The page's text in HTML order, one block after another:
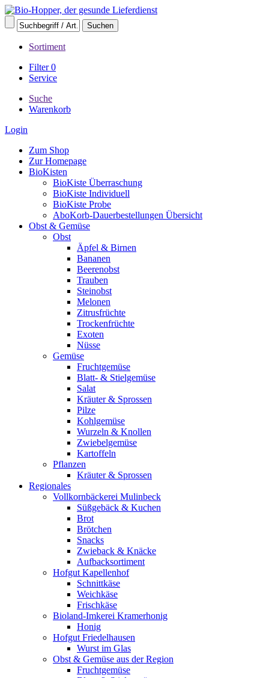
Sortiment
Filter0
Service
Suche
Warenkorb
Login
Zum Shop
Zur Homepage
BioKisten
BioKiste Überraschung
BioKiste Individuell
BioKiste Probe
AboKorb-Dauerbestellungen Übersicht
Obst & Gemüse
Obst
Äpfel & Birnen
Bananen
Beerenobst
Trauben
Steinobst
Melonen
Zitrusfrüchte
Trockenfrüchte
Exoten
Nüsse
Gemüse
Fruchtgemüse
Blatt- & Stielgemüse
Salat
Kräuter & Sprossen
Pilze
Kohlgemüse
Wurzeln & Knollen
Zwiebelgemüse
Kartoffeln
Pflanzen
Kräuter & Sprossen
Regionales
Vollkornbäckerei Mulinbeck
Süßgebäck & Kuchen
Brot
Brötchen
Snacks
Zwieback & Knäcke
Aufbacksortiment
Hofgut Kapellenhof
Schnittkäse
Weichkäse
Frischkäse
Bioland-Imkerei Kramerhonig
Honig
Hofgut Friedelhausen
Wurst im Glas
Obst & Gemüse aus der Region
Fruchtgemüse